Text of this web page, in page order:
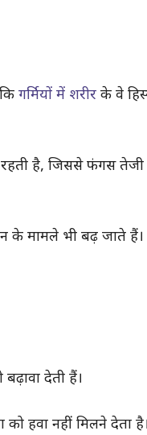
गर्मियों में शरीर के वे
रहती है, जिससे फंगस
के मामले भी बढ़ जाते हैं।
देती हैं।
हवा नहीं मिलने देता